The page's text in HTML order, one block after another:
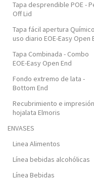
Tapa desprendible POE -
Off Lid
Tapa fácil apertura
uso diario EOE-Easy Open
Tapa Combinada - Combo
EOE-Easy Open End
Fondo extremo de lata -
Bottom End
Recubrimiento e
hojalata Elmoris
ENVASES
Linea Alimentos
Línea bebidas alcohólicas
Línea Bebidas